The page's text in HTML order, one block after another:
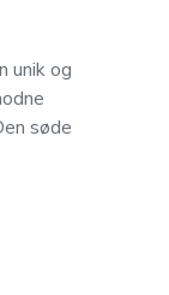
unik og
søde